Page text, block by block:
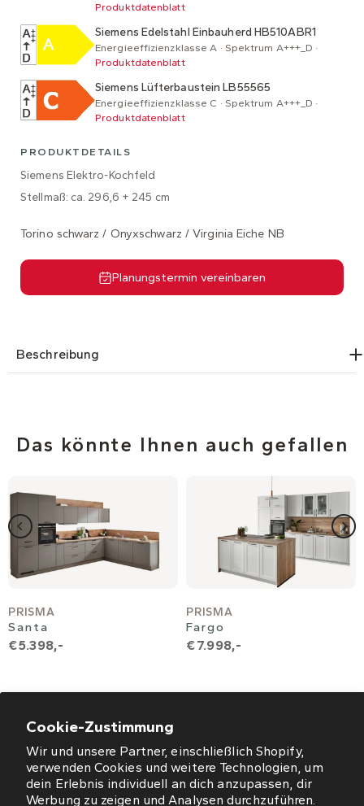
Cookie-Zustimmung
Wir und unsere Partner, einschließlich Shopify,
verwenden Cookies und weitere Technologien, um
dein Erlebnis individuell an dich anzupassen, dir
Werbung zu zeigen und Analysen durchzuführen.
Produktdatenblatt
Siemens Edelstahl Einbauherd HB510ABR1
Energieeffizienzklasse A · Spektrum A+++_D ·
Produktdatenblatt
Siemens Lüfterbaustein LB55565
Energieeffizienzklasse C · Spektrum A+++_D ·
Produktdatenblatt
PRODUKTDETAILS
Siemens Elektro-Kochfeld
Stellmaß: ca. 296,6 + 245 cm
Torino schwarz / Onyxschwarz / Virginia Eiche NB
Planungstermin vereinbaren
Beschreibung
Das könnte Ihnen auch gefallen
PRISMA
Santa
€ 5.398,-
PRISMA
Fargo
€ 7.998,-
ÖFFNUNGSZEITEN
NEWSLETTER